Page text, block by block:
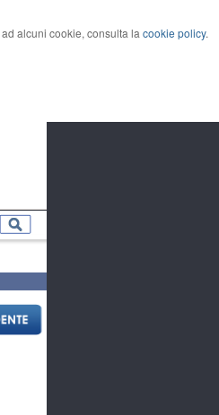
alcuni cookie, consulta la cookie policy.